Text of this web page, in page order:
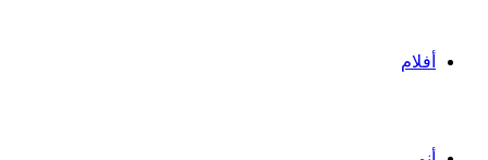
أفلام